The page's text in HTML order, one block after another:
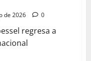
de 2026 0
regresa a